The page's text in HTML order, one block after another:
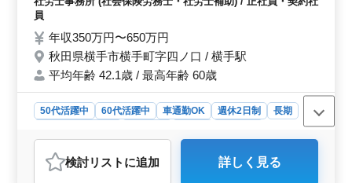
事務 ・その他付随する業務 ※関係各所との
やり取りのため、運転用務有り（自家用車使
用／ガソリン代支給／月１～２回） シニア
世代のベテラン社労士も活躍中の事務所で
す。 今まで培ってきた経験・スキルを発揮
して頂ける方、ぜひご応募ください！
員
年収350万円〜650万円
秋田県横手市横手町字四ノ口 / 横手駅
平均年齢 42.1歳 / 最高年齢 60歳
50代活躍中 60代活躍中 車通勤OK 週休2日制
長期
おすすめポイント
検討リスト に追加 詳しく見る